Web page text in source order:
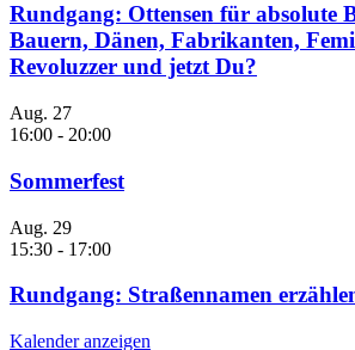
Rundgang: Ottensen für absolute
Bauern, Dänen, Fabrikanten,
Revoluzzer und jetzt Du?
Aug. 27
16:00 - 20:00
Sommerfest
Aug. 29
15:30 - 17:00
Rundgang: Straßennamen
Kalender anzeigen